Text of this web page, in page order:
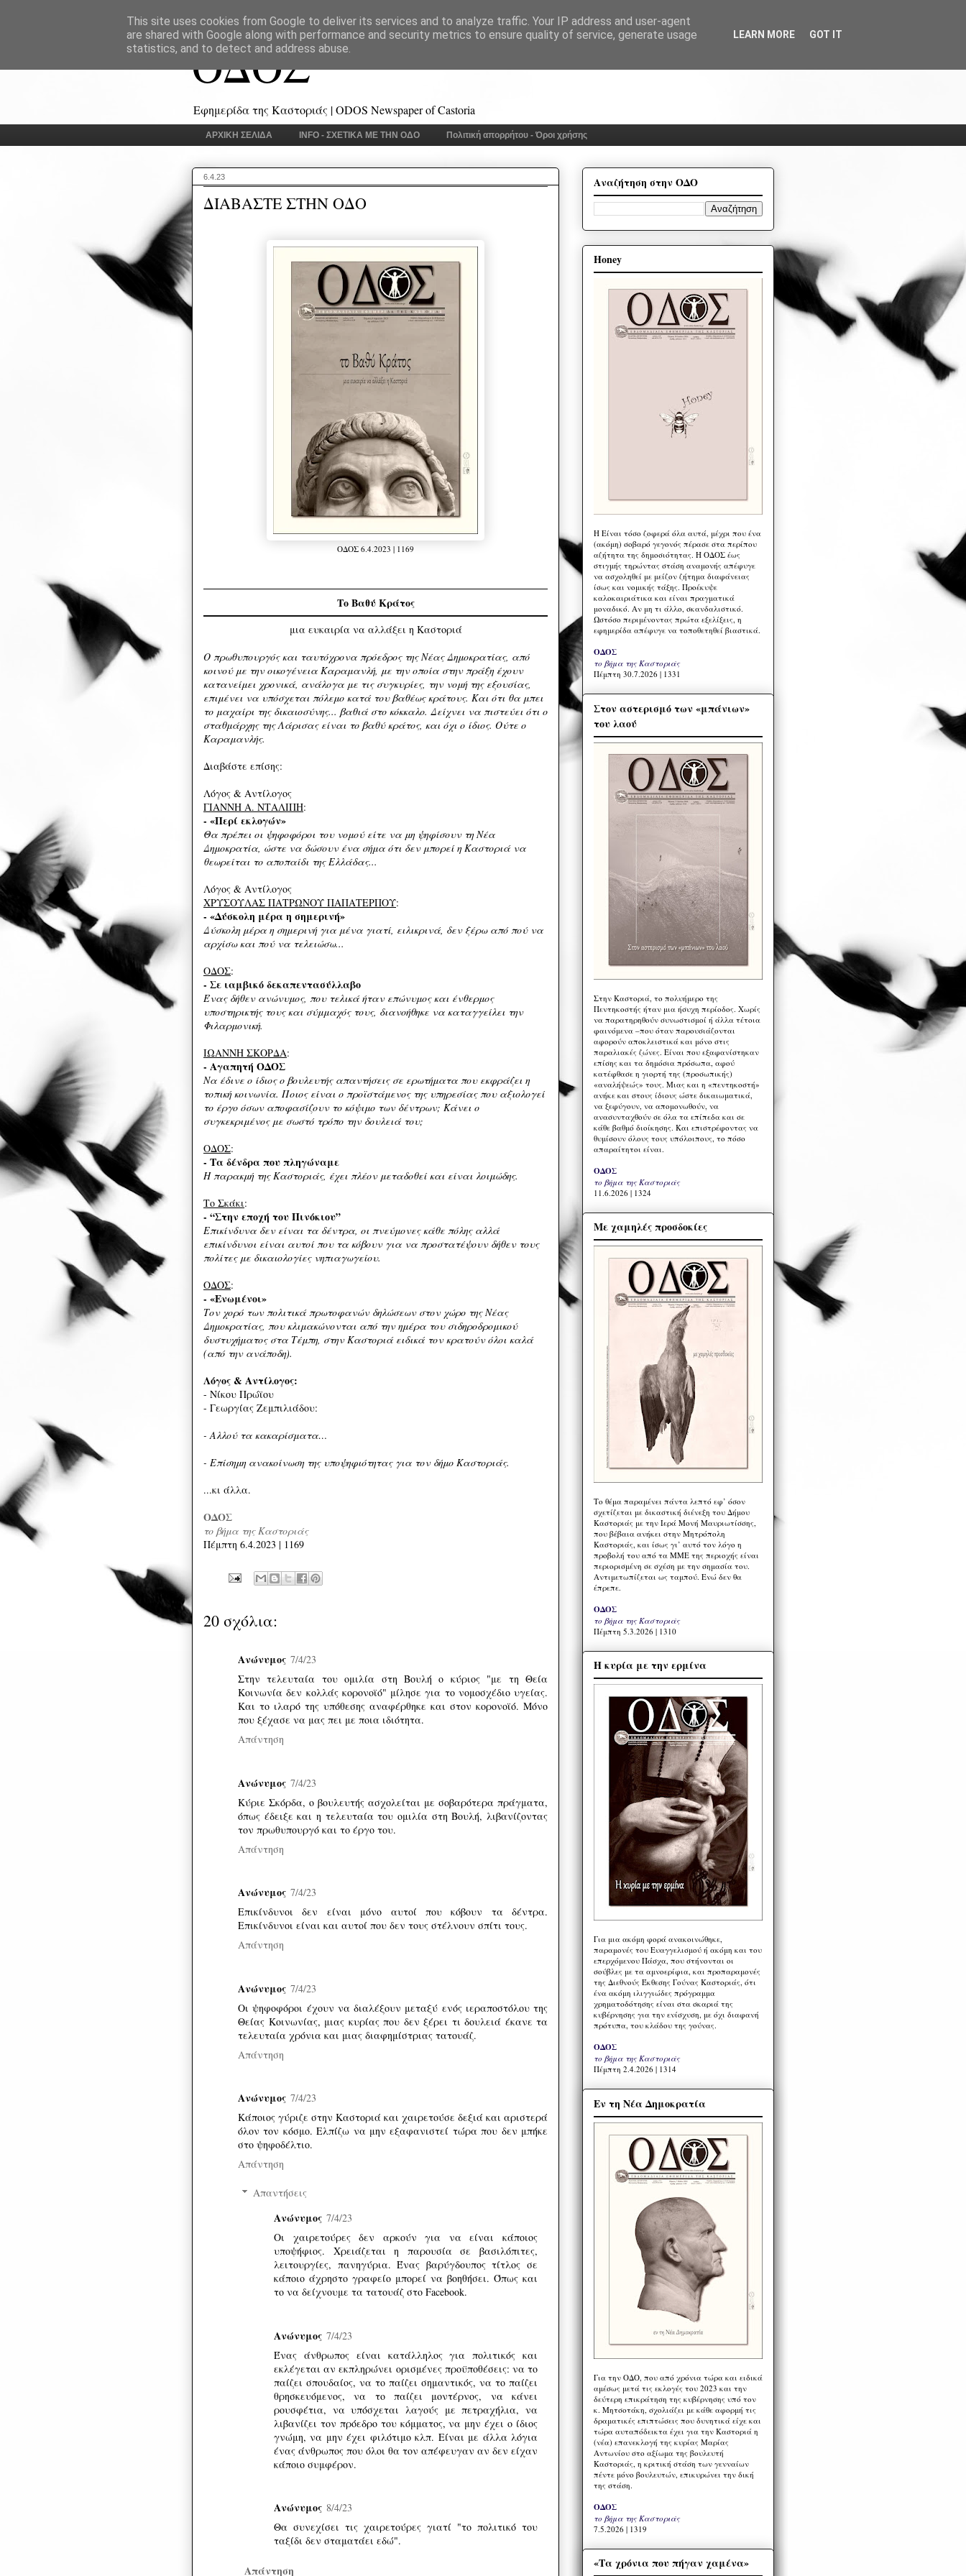
ΟΔΟΣ
Εφημερίδα της Καστοριάς | ODOS Newspaper of Castoria
ΑΡΧΙΚΗ ΣΕΛΙΔΑ INFO - ΣΧΕΤΙΚΑ ΜΕ ΤΗΝ ΟΔΟ Πολιτική απορρήτου - Όροι χρήσης
6.4.23
ΔΙΑΒΑΣΤΕ ΣΤΗΝ ΟΔΟ
ΟΔΟΣ 6.4.2023 | 1169
Το Βαθύ Κράτος
μια ευκαιρία να αλλάξει η Καστοριά
O πρωθυπουργός και ταυτόχρονα πρόεδρος της Νέας Δημοκρατίας, από
κοινού με την οικογένεια Καραμανλή, με την οποία στην πράξη έχουν
κατανείμει χρονικά, ανάλογα με τις συγκυρίες, την νομή της εξουσίας,
επιμένει να υπόσχεται πόλεμο κατά του βαθέως κράτους. Και ότι θα μπει
το μαχαίρι της δικαιοσύνης... βαθιά στο κόκκαλο. Δείχνει να πιστεύει ότι ο
σταθμάρχης της Λάρισας είναι το βαθύ κράτος, και όχι ο ίδιος. Ούτε ο
Καραμανλής.
Διαβάστε επίσης:
Λόγος & Αντίλογος
ΓΙΑΝΝΗ Α. ΝΤΑΛΙΠΗ:
- «Περί εκλογών»
Θα πρέπει οι ψηφοφόροι του νομού είτε να μη ψηφίσουν τη Νέα
Δημοκρατία, ώστε να δώσουν ένα σήμα ότι δεν μπορεί η Καστοριά να
θεωρείται το αποπαίδι της Ελλάδας...
Λόγος & Αντίλογος
ΧΡΥΣΟΥΛΑΣ ΠΑΤΡΩΝΟΥ ΠΑΠΑΤΕΡΠΟΥ:
- «Δύσκολη μέρα η σημερινή»
Δύσκολη μέρα η σημερινή για μένα γιατί, ειλικρινά, δεν ξέρω από πού να
αρχίσω και πού να τελειώσω...
ΟΔΟΣ:
- Σε ιαμβικό δεκαπεντασύλλαβο
Ένας δήθεν ανώνυμος, που τελικά ήταν επώνυμος και ένθερμος
υποστηρικτής τους και σύμμαχός τους, διανοήθηκε να καταγγείλει την
Φιλαρμονική.
ΙΩΑΝΝΗ ΣΚΟΡΔΑ:
- Αγαπητή ΟΔΟΣ
Να έδινε ο ίδιος ο βουλευτής απαντήσεις σε ερωτήματα που εκφράζει η
τοπική κοινωνία. Ποιος είναι ο προϊστάμενος της υπηρεσίας που αξιολογεί
το έργο όσων αποφασίζουν το κόψιμο των δέντρων; Κάνει ο
συγκεκριμένος με σωστό τρόπο την δουλειά του;
ΟΔΟΣ:
- Τα δένδρα που πληγώναμε
Η παρακμή της Καστοριάς, έχει πλέον μεταδοθεί και είναι λοιμώδης.
Το Σκάκι:
- “Στην εποχή του Πινόκιου”
Επικίνδυνα δεν είναι τα δέντρα, οι πνεύμονες κάθε πόλης αλλά
επικίνδυνοι είναι αυτοί που τα κόβουν για να προστατέψουν δήθεν τους
πολίτες με δικαιολογίες νηπιαγωγείου.
ΟΔΟΣ:
- «Ενωμένοι»
Τον χορό των πολιτικά πρωτοφανών δηλώσεων στον χώρο της Νέας
Δημοκρατίας, που κλιμακώνονται από την ημέρα του σιδηροδρομικού
δυστυχήματος στα Τέμπη, στην Καστοριά ειδικά τον κρατούν όλοι καλά
(από την ανάποδη).
Λόγος & Αντίλογος:
- Νίκου Πρώϊου
- Γεωργίας Ζεμπιλιάδου:
- Αλλού τα κακαρίσματα…
- Επίσημη ανακοίνωση της υποψηφιότητας για τον δήμο Καστοριάς.
...κι άλλα.
ΟΔΟΣ
το βήμα της Καστοριάς
Πέμπτη 6.4.2023 | 1169
20 σχόλια:
Ανώνυμος 7/4/23
Στην τελευταία του ομιλία στη Βουλή ο κύριος "με τη Θεία
Κοινωνία δεν κολλάς κορονοϊό" μίλησε για το νομοσχέδιο υγείας.
Και το ιλαρό της υπόθεσης αναφέρθηκε και στον κορονοϊό. Μόνο
που ξέχασε να μας πει με ποια ιδιότητα.
Απάντηση
Ανώνυμος 7/4/23
Κύριε Σκόρδα, ο βουλευτής ασχολείται με σοβαρότερα πράγματα,
όπως έδειξε και η τελευταία του ομιλία στη Βουλή, λιβανίζοντας
τον πρωθυπουργό και το έργο του.
Απάντηση
Ανώνυμος 7/4/23
Επικίνδυνοι δεν είναι μόνο αυτοί που κόβουν τα δέντρα.
Επικίνδυνοι είναι και αυτοί που δεν τους στέλνουν σπίτι τους.
Απάντηση
Ανώνυμος 7/4/23
Οι ψηφοφόροι έχουν να διαλέξουν μεταξύ ενός ιεραποστόλου της
Θείας Κοινωνίας, μιας κυρίας που δεν ξέρει τι δουλειά έκανε τα
τελευταία χρόνια και μιας διαφημίστριας τατουάζ.
Απάντηση
Ανώνυμος 7/4/23
Κάποιος γύριζε στην Καστοριά και χαιρετούσε δεξιά και αριστερά
όλον τον κόσμο. Ελπίζω να μην εξαφανιστεί τώρα που δεν μπήκε
στο ψηφοδέλτιο.
Απάντηση
Απαντήσεις
Ανώνυμος 7/4/23
Οι χαιρετούρες δεν αρκούν για να είναι κάποιος
υποψήφιος. Χρειάζεται η παρουσία σε βασιλόπιτες,
λειτουργίες, πανηγύρια. Ένας βαρύγδουπος τίτλος σε
κάποιο άχρηστο γραφείο μπορεί να βοηθήσει. Όπως και
το να δείχνουμε τα τατουάζ στο Facebook.
Ανώνυμος 7/4/23
Ένας άνθρωπος είναι κατάλληλος για πολιτικός και
εκλέγεται αν εκπληρώνει ορισμένες προϋποθέσεις: να το
παίζει σπουδαίος, να το παίζει σημαντικός, να το παίζει
θρησκευόμενος, να το παίζει μοντέρνος, να κάνει
ρουσφέτια, να υπόσχεται λαγούς με πετραχήλια, να
λιβανίζει τον πρόεδρο του κόμματος, να μην έχει ο ίδιος
γνώμη, να μην έχει φιλότιμο κλπ. Είναι με άλλα λόγια
ένας άνθρωπος που όλοι θα τον απέφευγαν αν δεν είχαν
κάποιο συμφέρον.
Ανώνυμος 8/4/23
Θα συνεχίσει τις χαιρετούρες γιατί "το πολιτικό του
ταξίδι δεν σταματάει εδώ".
Απάντηση
Αναζήτηση στην ΟΔΟ
Honey
Η Eίναι τόσο ζοφερά όλα αυτά, μέχρι που ένα
(ακόμη) σοβαρό γεγονός πέρασε στα περίπου
αζήτητα της δημοσιότητας. Η ΟΔΟΣ έως
στιγμής τηρώντας στάση αναμονής απέφυγε
να ασχοληθεί με μείζον ζήτημα διαφάνειας
ίσως και νομικής τάξης. Προέκυψε
καλοκαιριάτικα και είναι πραγματικά
μοναδικό. Αν μη τι άλλο, σκανδαλιστικό.
Ωστόσο περιμένοντας πρώτα εξελίξεις, η
εφημερίδα απέφυγε να τοποθετηθεί βιαστικά.
ΟΔΟΣ
το βήμα της Καστοριάς
Πέμπτη 30.7.2026 | 1331
Στον αστερισμό των «μπάνιων»
του λαού
Στην Καστοριά, το πολυήμερο της
Πεντηκοστής ήταν μια ήσυχη περίοδος. Χωρίς
να παρατηρηθούν συνωστισμοί ή άλλα τέτοια
φαινόμενα –που όταν παρουσιάζονται
αφορούν αποκλειστικά και μόνο στις
παραλιακές ζώνες. Είναι που εξαφανίστηκαν
επίσης και τα δημόσια πρόσωπα, αφού
κατέφθασε η γιορτή της (προσωπικής)
«αναλήψεώς» τους. Μιας και η «πεντηκοστή»
ανήκε και στους ίδιους ώστε δικαιωματικά,
να ξεφύγουν, να απομονωθούν, να
ανασυνταχθούν σε όλα τα επίπεδα και σε
κάθε βαθμό διοίκησης. Και επιστρέφοντας να
θυμίσουν όλους τους υπόλοιπους, το πόσο
απαραίτητοι είναι.
ΟΔΟΣ
το βήμα της Καστοριάς
11.6.2026 | 1324
Με χαμηλές προσδοκίες
Το θέμα παραμένει πάντα λεπτό εφ’ όσον
σχετίζεται με δικαστική διένεξη του Δήμου
Καστοριάς με την Ιερά Μονή Μαυριωτίσσης,
που βέβαια ανήκει στην Μητρόπολη
Καστοριάς, και ίσως γι’ αυτό τον λόγο η
προβολή του από τα ΜΜΕ της περιοχής είναι
περιορισμένη σε σχέση με την σημασία του.
Αντιμετωπίζεται ως ταμπού. Ενώ δεν θα
έπρεπε.
ΟΔΟΣ
το βήμα της Καστοριάς
Πέμπτη 5.3.2026 | 1310
Η κυρία με την ερμίνα
Για μια ακόμη φορά ανακοινώθηκε,
παραμονές του Ευαγγελισμού ή ακόμη και του
επερχόμενου Πάσχα, που στήνονται οι
σούβλες με τα αμνοερίφια, και προπαραμονές
της Διεθνούς Έκθεσης Γούνας Καστοριάς, ότι
ένα ακόμη ιλιγγιώδες πρόγραμμα
χρηματοδότησης είναι στα σκαριά της
κυβέρνησης για την ενίσχυση, με όχι διαφανή
πρότυπα, του κλάδου της γούνας.
ΟΔΟΣ
το βήμα της Καστοριάς
Πέμπτη 2.4.2026 | 1314
Εν τη Νέα Δημοκρατία
Για την ΟΔΟ, που από χρόνια τώρα και ειδικά
αμέσως μετά τις εκλογές του 2023 και την
δεύτερη επικράτηση της κυβέρνησης υπό τον
κ. Μητσοτάκη, σχολιάζει με κάθε αφορμή τις
δραματικές επιπτώσεις που δυνητικά είχε και
τώρα αυταπόδεικτα έχει για την Καστοριά η
(νέα) επανεκλογή της κυρίας Μαρίας
Αντωνίου στο αξίωμα της βουλευτή
Καστοριάς, η κριτική στάση των γενναίων
πέντε μόνο βουλευτών, επικυρώνει την δική
της στάση.
ΟΔΟΣ
το βήμα της Καστοριάς
7.5.2026 | 1319
«Τα χρόνια που πήγαν χαμένα»
This site uses cookies from Google to deliver its services and to analyze traffic. Your IP address and user-agent
are shared with Google along with performance and security metrics to ensure quality of service, generate usage
statistics, and to detect and address abuse.
LEARN MORE GOT IT